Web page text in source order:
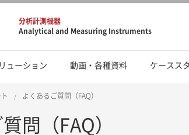
分析計測機器
Analytical and Measuring Instruments
ューション 動画・各種資料 ケースス
よくあるご質問（FAQ）
問（FAQ）